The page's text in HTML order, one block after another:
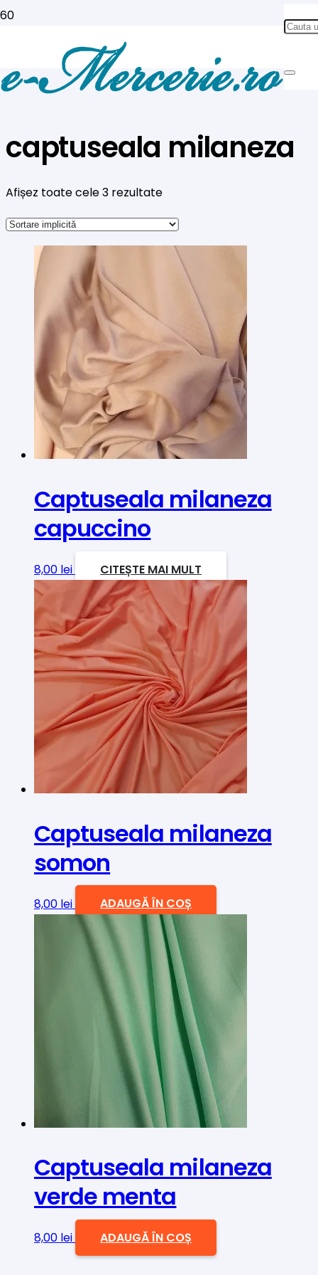
captuseala milaneza
Afișez toate cele 3 rezultate
Captuseala milaneza
capuccino
8,00 lei CITEȘTE MAI MULT
Captuseala milaneza
somon
8,00 lei ADAUGĂ ÎN COȘ
Captuseala milaneza
verde menta
8,00 lei ADAUGĂ ÎN COȘ